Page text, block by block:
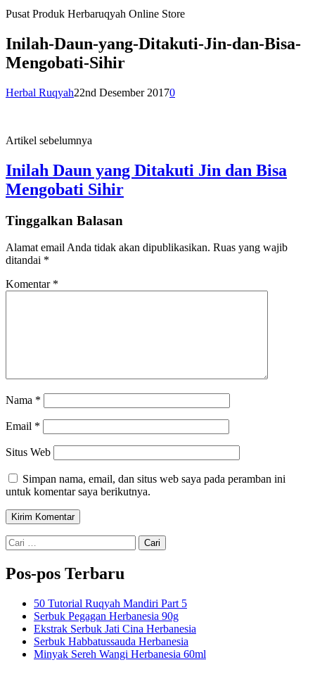
Pusat Produk Herbaruqyah Online Store
Inilah-Daun-yang-Ditakuti-Jin-dan-Bisa-
Mengobati-Sihir
Herbal Ruqyah22nd Desember 20170
Artikel sebelumnya
Inilah Daun yang Ditakuti Jin dan Bisa
Mengobati Sihir
Tinggalkan Balasan
Alamat email Anda tidak akan dipublikasikan. Ruas yang wajib
ditandai *
Komentar *
Nama *
Email *
Situs Web
Simpan nama, email, dan situs web saya pada peramban ini
untuk komentar saya berikutnya.
Cari
untuk:
Pos-pos Terbaru
50 Tutorial Ruqyah Mandiri Part 5
Serbuk Pegagan Herbanesia 90g
Ekstrak Serbuk Jati Cina Herbanesia
Serbuk Habbatussauda Herbanesia
Minyak Sereh Wangi Herbanesia 60ml